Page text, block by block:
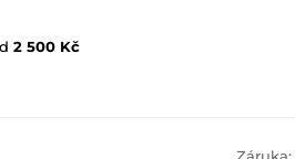
2 500 Kč